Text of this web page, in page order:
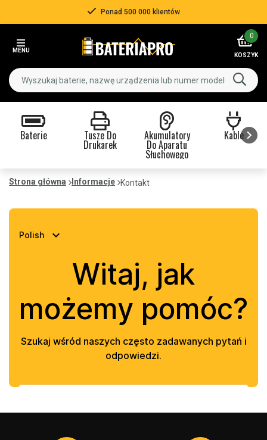
Ponad 500 000 klientów
MENU
0
KOSZYK
Baterie Tusze Do
Drukarek
Akumulatory
Do Aparatu
Słuchowego
Kable
Strona główna Informacje Kontakt